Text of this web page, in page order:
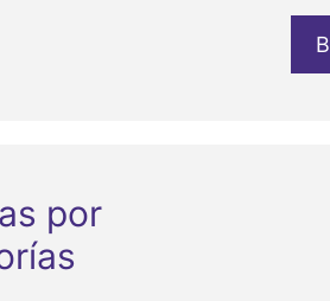
por